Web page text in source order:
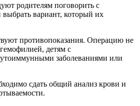
родителям поговорить с
вариант, который их
противопоказания. Операцию не
детям с
заболеваниями или
сдать общий анализ крови и